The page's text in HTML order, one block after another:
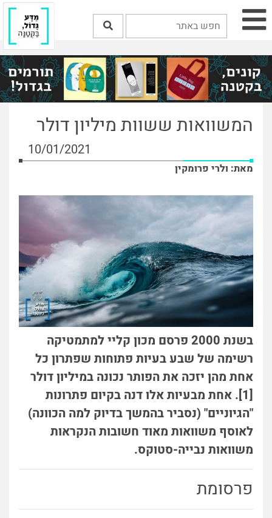
המשוואות ששוות מיליון דולר
10/01/2021
מאת: ולרי פרומקין
בשנת 2000 פרסם מכון קליי למתמטיקה
רשימה של שבע בעיות פתוחות שפתרון כל
אחת מהן יזכה את הפותר נכונה במיליון דולר
[1]. אחת מבעיות אלו דנה בקיום פתרונות
"הגיוניים" (נסביר בהמשך בדיוק למה הכוונה)
לאוסף משוואות מאוד חשובות הנקראות
משוואות נבייה-סטוקס.
פרסומת